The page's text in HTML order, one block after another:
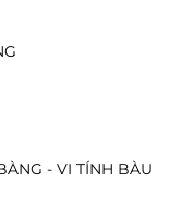
- VI TÍNH BÀU